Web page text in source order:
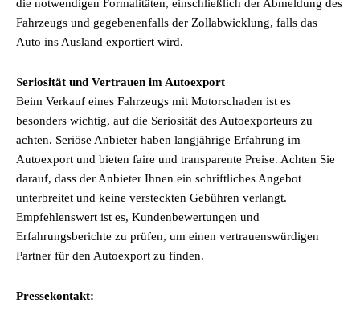
die notwendigen Formalitäten, einschließlich der Abmeldung des
Fahrzeugs und gegebenenfalls der Zollabwicklung, falls das
Auto ins Ausland exportiert wird.
Seriosität und Vertrauen im Autoexport
Beim Verkauf eines Fahrzeugs mit Motorschaden ist es
besonders wichtig, auf die Seriosität des Autoexporteurs zu
achten. Seriöse Anbieter haben langjährige Erfahrung im
Autoexport und bieten faire und transparente Preise. Achten Sie
darauf, dass der Anbieter Ihnen ein schriftliches Angebot
unterbreitet und keine versteckten Gebühren verlangt.
Empfehlenswert ist es, Kundenbewertungen und
Erfahrungsberichte zu prüfen, um einen vertrauenswürdigen
Partner für den Autoexport zu finden.
Pressekontakt: